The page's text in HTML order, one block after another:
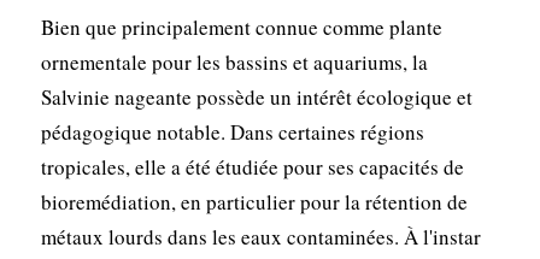
Bien que principalement connue comme plante
ornementale pour les bassins et aquariums, la
Salvinie nageante possède un intérêt écologique et
pédagogique notable. Dans certaines régions
tropicales, elle a été étudiée pour ses capacités de
bioremédiation, en particulier pour la rétention de
métaux lourds dans les eaux contaminées. À l'instar